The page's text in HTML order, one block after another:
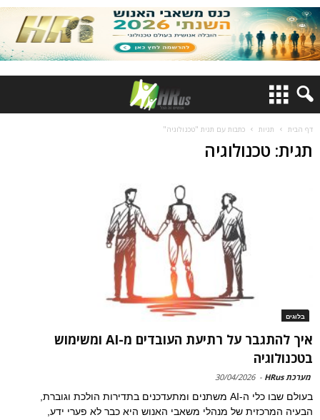
דף הבית תגיות כתבות עם תגית "טכנולוגיה"
תגית: טכנולוגיה
בלוגים
איך להתגבר על רתיעת העובדים מ-AI ומשימוש
בטכנולוגיה
מערכת HRus -
30/04/2026
בעולם שבו כלי ה-AI משתנים ומתעדכנים בתדירות הולכת וגוברת,
הבעיה המרכזית של מנהלי משאבי האנוש היא כבר לא פערי ידע,